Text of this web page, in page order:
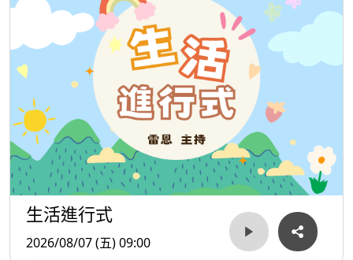
（KidZania Taipei）更積極延攬資訊專員與數位行銷企劃人
才，月薪4萬2千元至4萬5千元以上，顯示服務業已不只是
「端盤子、顧櫃台」，而是全面朝向專業化與數位化升級。
值得關注的是，「銀髮藍海」正成為另一條高成長職涯
選項。因應高齡化社會，居家照護需求持續增加，長照產業
開出兼具彈性與收入優勢的條件。聯承居家長照居服員時薪
最高可達650元，松泰及安馨居家長照機構亦提供時薪450元
職缺，對於二度就業、中高齡族群或希望兼顧家庭與收入者
生活進行式
2026/08/07 (五) 09:00